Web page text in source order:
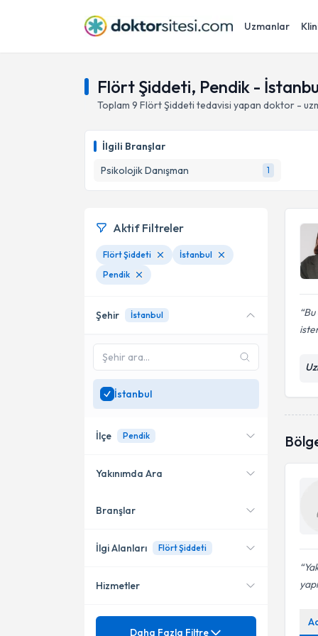
Uzmanlar
Flört Şiddeti, Pendik -
Toplam 9 Flört Şiddeti tedavisi yapan doktor -
İlgili Branşlar
Psikolojik Danışman
1
Bu
Aktif Filtreler
Flört Şiddeti
İstanbul
Pendik
Şehir İstanbul
İstanbul
İlçe Pendik
Bakırköy
Şişli
Yakınımda Ara
Konumuma yakın uzmanları
Branşlar
Psikolojik Danışman
İlgi Alanları Flört Şiddeti
Adleryan terapi
Hizmetler
Mezuniyet
Daha Fazla Filtre